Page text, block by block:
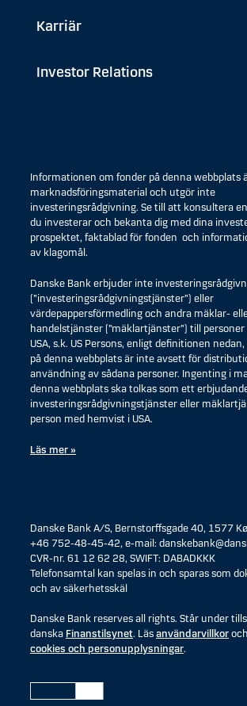
Karriär
Investor Relations
Informationen om fonder på denna webbplats
marknadsföringsmaterial och utgör inte
investeringsrådgivning. Se till att konsultera
du investerar och bekanta dig med dina
prospektet, faktablad för fonden och
av klagomål.
Danske Bank erbjuder inte
(”investeringsrådgivningstjänster”) eller
värdepappersförmedling och andra mäklar-
handelstjänster (”mäklartjänster”) till
USA, s.k. US Persons, enligt definitionen
på denna webbplats är inte avsett för
användning av sådana personer. Ingenting i
denna webbplats ska tolkas som ett
investeringsrådgivningstjänster eller
person med hemvist i USA.
Läs mer »
Danske Bank A/S, Bernstorffsgade 40, 1577
+46 752-48-45-42, e-mail:
CVR-nr. 61 12 62 28, SWIFT: DABADKKK
Telefonsamtal kan spelas in och sparas som
och av säkerhetsskäl
Danske Bank reserves all rights. Står under
danska Finanstilsynet. Läsanvändarvillkoroch
cookies och personupplysningar.